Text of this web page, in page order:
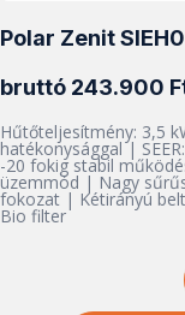
Polar Zenit
bruttó 243.900
Hűtőteljesítmény: 3,5
hatékonysággal |
-20 fokig stabil
üzemmód | Nagy
fokozat | Kétirányú
Bio filter